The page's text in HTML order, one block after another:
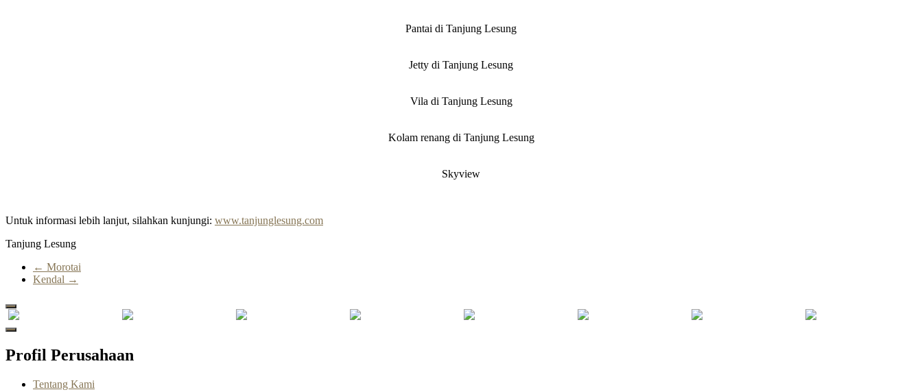
Pantai di Tanjung Lesung
Jetty di Tanjung Lesung
Vila di Tanjung Lesung
Kolam renang di Tanjung Lesung
Skyview
Untuk informasi lebih lanjut, silahkan kunjungi: www.tanjunglesung.com
Tanjung Lesung
← Morotai
Kendal →
Profil Perusahaan
Tentang Kami